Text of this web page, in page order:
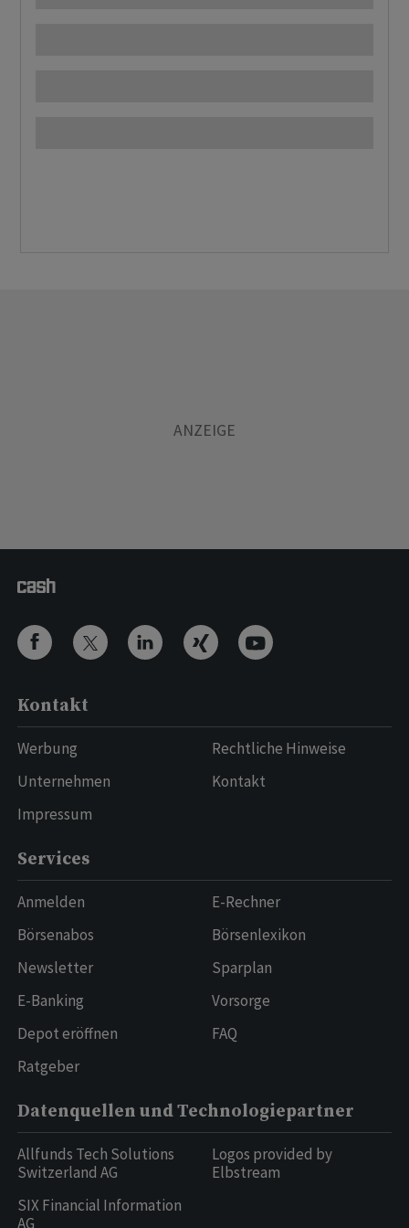
Kontakt
Werbung
Unternehmen
Impressum
Rechtliche Hinweise
Kontakt
Services
Anmelden
Börsenabos
Newsletter
E-Banking
Depot eröffnen
Ratgeber
E-Rechner
Börsenlexikon
Sparplan
Vorsorge
FAQ
Datenquellen und Technologiepartner
Allfunds Tech Solutions
Switzerland AG
SIX Financial Information
AG
Logos provided by
Elbstream